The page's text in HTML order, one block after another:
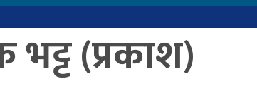
(प्रकाश)